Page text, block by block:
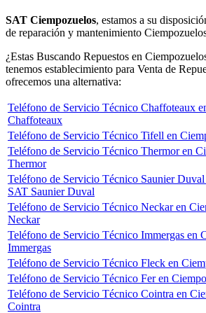
SAT Ciempozuelos, estamos a su
de reparación y mantenimiento
¿Estas Buscando Repuestos en
tenemos establecimiento para Venta de
ofrecemos una alternativa:
Teléfono de Servicio Técnico Chaffoteaux
Chaffoteaux
Teléfono de Servicio Técnico Tifell en
Teléfono de Servicio Técnico Thermor en
Thermor
Teléfono de Servicio Técnico Saunier
SAT Saunier Duval
Teléfono de Servicio Técnico Neckar en
Neckar
Teléfono de Servicio Técnico Immergas en
Immergas
Teléfono de Servicio Técnico Fleck en
Teléfono de Servicio Técnico Fer en
Teléfono de Servicio Técnico Cointra en
Cointra